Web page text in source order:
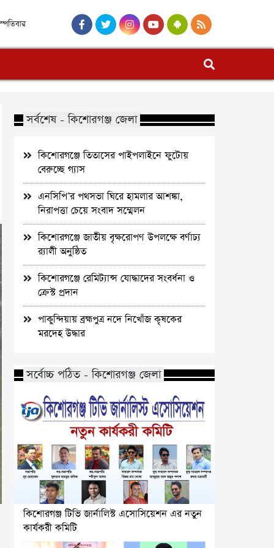
সর্বশেষ - কিশোরগঞ্জ জেলা
কিশোরগঞ্জে তিতাসের পাইপলাইনে ফুটোয়
বেরুচ্ছে গ্যাস
এনসিপি’র পথসভা ঘিরে হামলার আশঙ্কা,
নিরাপত্তা চেয়ে সংবাদ সম্মেলন
কিশোরগঞ্জে জাতীয় বৃক্ষরোপণ উপলক্ষে বর্ণাঢ্য
র‌্যালী অনুষ্ঠিত
কিশোরগঞ্জে রেমিট্যান্স যোদ্ধাদের সংবর্ধনা ও
ক্রেস্ট প্রদান
পাকুন্দিয়ায় ব্রহ্মপুত্র নদে নিখোঁজ কৃষকের
মরদেহ উদ্ধার
সর্বোচ্চ পঠিত - কিশোরগঞ্জ জেলা
কিশোরগঞ্জ টিভি জার্নালিস্ট এসোসিয়েশন এর নতুন
কার্যকরী কমিটি